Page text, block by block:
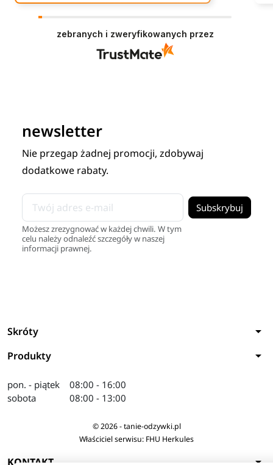
zebranych i zweryfikowanych przez
newsletter
Nie przegap żadnej promocji, zdobywaj
dodatkowe rabaty.
Możesz zrezygnować w każdej chwili. W tym
celu należy odnaleźć szczegóły w naszej
informacji prawnej.
Skróty arrow_drop_down
Produkty arrow_drop_down
pon. - piątek
sobota
08:00 - 16:00
08:00 - 13:00
© 2026 - tanie-odzywki.pl
Właściciel serwisu: FHU Herkules
KONTAKT arrow_drop_down